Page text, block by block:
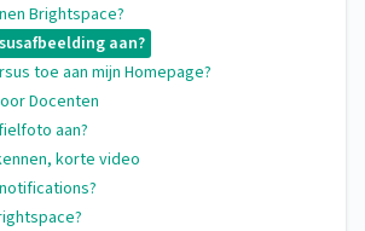
Brightspace?
aan?
toe aan mijn Homepage?
Docenten
aan?
korte video